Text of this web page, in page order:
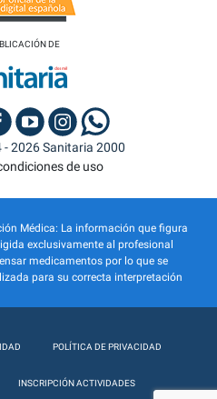
DE
2026 Sanitaria 2000
de uso
Médica: La información que figura
exclusivamente al profesional
medicamentos por lo que se
para su correcta interpretación
POLÍTICA DE PRIVACIDAD
INSCRIPCIÓN ACTIVIDADES